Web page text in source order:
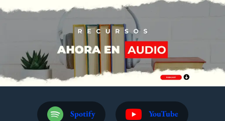
Spotify YouTube